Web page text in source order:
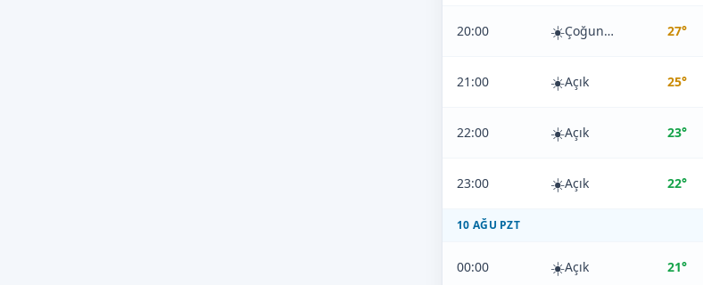
20:00 ☀️ Çoğunlukla Açık 27°
21:00 ☀️Açık 25°
22:00 ☀️Açık 23°
23:00 ☀️Açık 22°
10 AĞU PZT
00:00 ☀️Açık 21°